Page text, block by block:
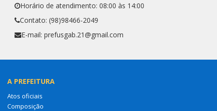
Horário de atendimento: 08:00 às 14:00
Contato: (98)98466-2049
E-mail: prefusgab.21@gmail.com
A PREFEITURA
Atos oficiais
Composição